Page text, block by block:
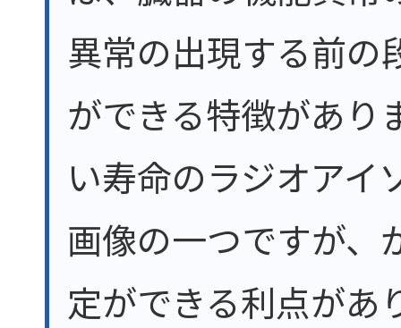
異常の出現する前の
ができる特徴があり
い寿命のラジオアイ
画像の一つですが、
定ができる利点があ